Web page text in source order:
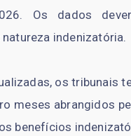
Os dados
indenizatória.
os tribunais
meses abrangidos
benefícios